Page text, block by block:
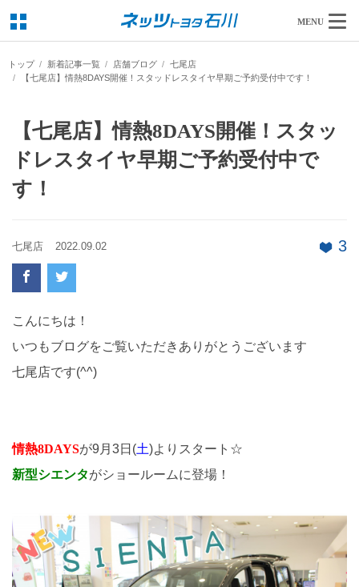
MENU
トップ 新着記事一覧 店舗ブログ
七尾店
【七尾店】情熱8DAYS開催！スタッドレスタイヤ早期ご予約受付中です！
【七尾店】情熱8DAYS開催！スタッ
ドレスタイヤ早期ご予約受付中で
す！
七尾店 2022.09.02 3
こんにちは！
いつもブログをご覧いただきありがとうございます
七尾店です(^^)
情熱8DAYSが9月3日(土)よりスタート☆
新型シエンタがショールームに登場！